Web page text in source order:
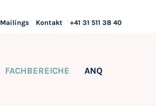
Mailings Kontakt +41 31 511 38 40
FACHBEREICHE ANQ